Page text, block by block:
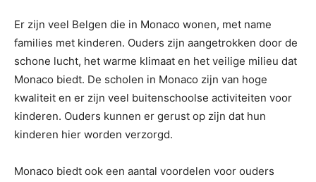
Er zijn veel Belgen die in Monaco wonen, met name
families met kinderen. Ouders zijn aangetrokken door de
schone lucht, het warme klimaat en het veilige milieu dat
Monaco biedt. De scholen in Monaco zijn van hoge
kwaliteit en er zijn veel buitenschoolse activiteiten voor
kinderen. Ouders kunnen er gerust op zijn dat hun
kinderen hier worden verzorgd.
Monaco biedt ook een aantal voordelen voor ouders